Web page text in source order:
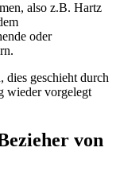
also z.B. Hartz
oder
dies geschieht durch
wieder vorgelegt
von